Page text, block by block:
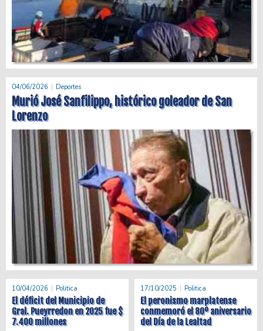
04/06/2026 Deportes
Murió José Sanfilippo, histórico goleador de San
Lorenzo
10/04/2026 Politica
El déficit del Municipio de
Gral. Pueyrredon en 2025 fue $
7.400 millones
17/10/2025 Politica
El peronismo marplatense
conmemoró el 80º aniversario
del Día de la Lealtad